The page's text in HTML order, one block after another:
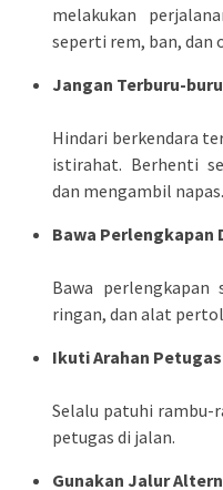
melakukan
seperti rem, ban, dan
Jangan Terburu-buru
Hindari berkendara
istirahat. Berhenti
dan mengambil napas.
Bawa Perlengkapan
Bawa
ringan, dan alat
Ikuti Arahan
Selalu patuhi
petugas di jalan.
Gunakan Jalur